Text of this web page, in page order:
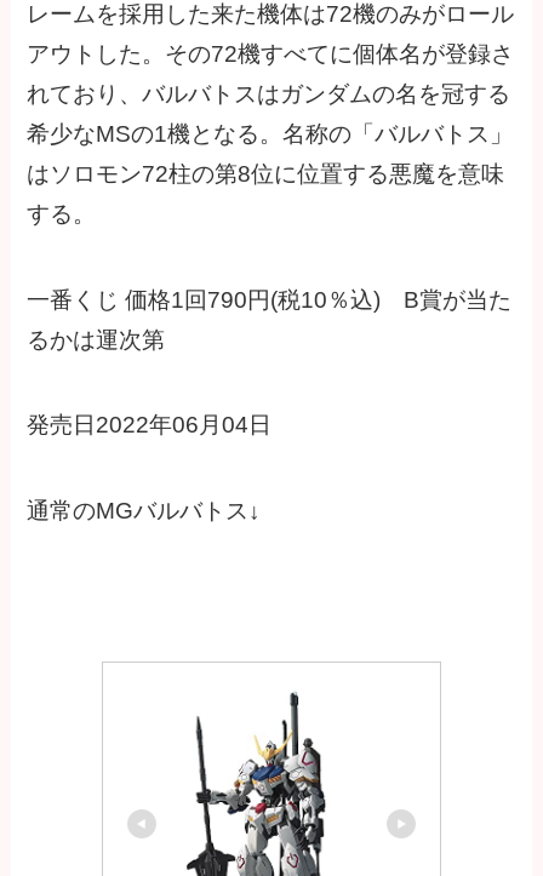
レームを採用した来た機体は72機のみがロール
アウトした。その72機すべてに個体名が登録さ
れており、バルバトスはガンダムの名を冠する
希少なMSの1機となる。名称の「バルバトス」
はソロモン72柱の第8位に位置する悪魔を意味
する。
一番くじ 価格1回790円(税10％込) B賞が当た
るかは運次第
発売日2022年06月04日
通常のMGバルバトス↓